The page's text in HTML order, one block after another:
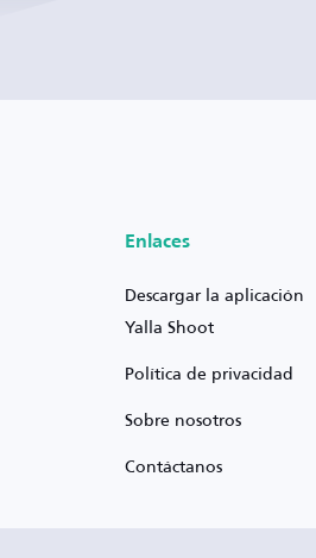
Enlaces
Descargar la aplicación
Yalla Shoot
Política de privacidad
Sobre nosotros
Contáctanos